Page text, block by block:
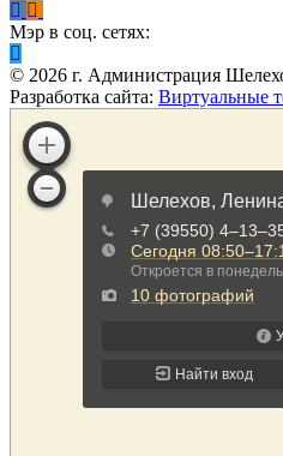
Мэр в соц. сетях:
© 2026 г. Администрация
Разработка сайта: Виртуальные